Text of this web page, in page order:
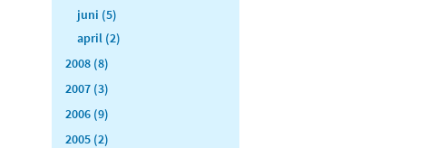
juni (5)
april (2)
2008 (8)
2007 (3)
2006 (9)
2005 (2)